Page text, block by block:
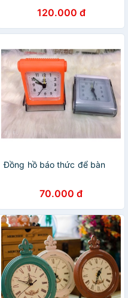
120.000 đ
Đồng hồ báo thức để bàn
70.000 đ